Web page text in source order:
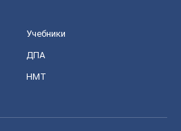
Учебники
ДПА
НМТ